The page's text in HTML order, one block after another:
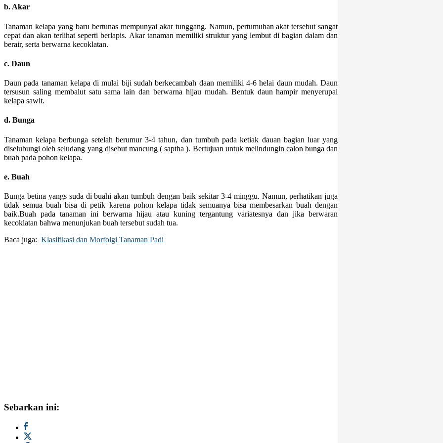
b. Akar
Tanaman kelapa yang baru bertunas mempunyai akar tunggang. Namun, pertumuhan akat tersebut sangat
cepat dan akan terlihat seperti berlapis. Akar tanaman memiliki struktur yang lembut di bagian dalam dan
berair, serta berwarna kecoklatan.
c. Daun
Daun pada tanaman kelapa di mulai biji sudah berkecambah daan memiliki 4-6 helai daun mudah. Daun
tersusun saling membalut satu sama lain dan berwarna hijau mudah. Bentuk daun hampir menyerupai
kelapa sawit.
d. Bunga
Tanaman kelapa berbunga setelah berumur 3-4 tahun, dan tumbuh pada ketiak dauan bagian luar yang
diselubungi oleh seludang yang disebut mancung ( saptha ). Bertujuan untuk melindungin calon bunga dan
buah pada pohon kelapa.
e. Buah
Bunga betina yangs suda di buahi akan tumbuh dengan baik sekitar 3-4 minggu. Namun, perhatikan juga
tidak semua buah bisa di petik karena pohon kelapa tidak semuanya bisa membesarkan buah dengan
baik.Buah pada tanaman ini berwarna hijau atau kuning tergantung variatesnya dan jika berwaran
kecoklatan bahwa menunjukan buah tersebut sudah tua.
Baca juga: Klasifikasi dan Morfolgi Tanaman Padi
Sebarkan ini: